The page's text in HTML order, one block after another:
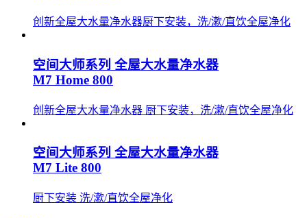
创新全屋大水量净水器厨下安装，洗/漱/直饮全屋净化
空间大师系列 全屋大水量净水器
M7 Home 800
创新全屋大水量净水器 厨下安装，洗/漱/直饮全屋净化
空间大师系列 全屋大水量净水器
M7 Lite 800
厨下安装 洗/漱/直饮全屋净化